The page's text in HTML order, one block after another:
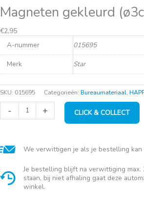
Magneten gekleurd
€2,95
A-nummer
015695
Merk Star
SKU: 015695 Categorieën: Bureaumateriaal,
-
Magneten
gekleurd
aantal
+ CLICK & COLLECT
We verwittigen je als je bestelling kan
Je bestelling blijft na verwittiging max.
staan, bij niet afhaling gaat deze
winkel.